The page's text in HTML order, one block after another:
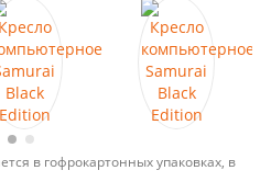
в гофрокартонных упаковках, в